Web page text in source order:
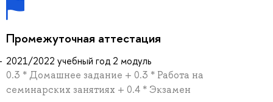
Промежуточная аттестация
2021/2022 учебный год 2 модуль
0.3 * Домашнее задание + 0.3 * Работа на
семинарских занятиях + 0.4 * Экзамен